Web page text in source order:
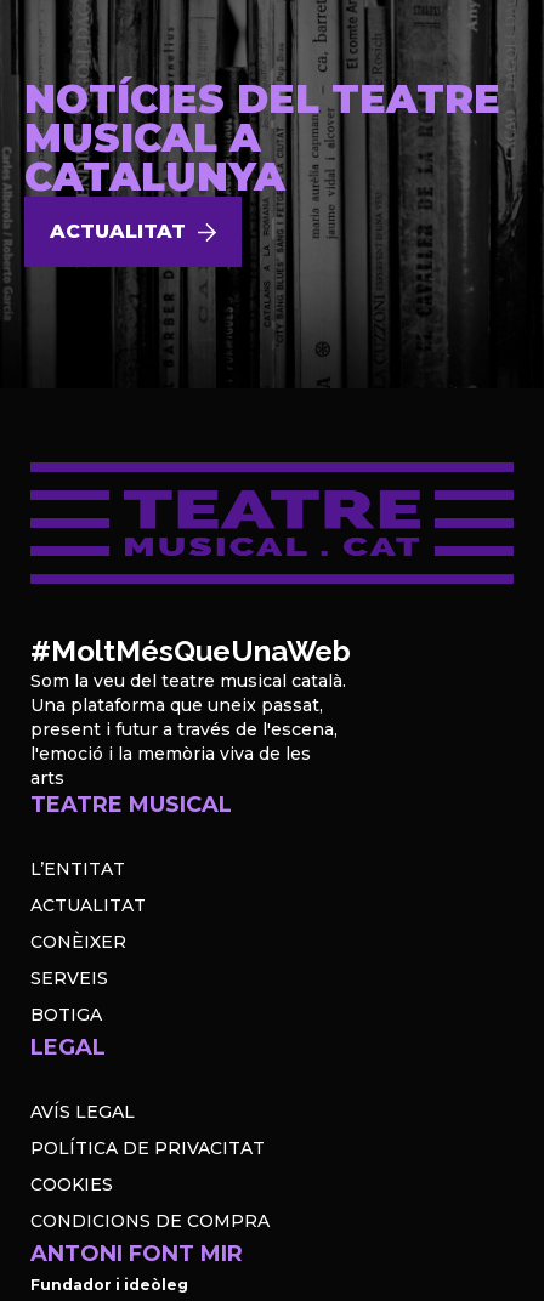
NOTÍCIES DEL TEATRE
MUSICAL A
CATALUNYA
ACTUALITAT
#MoltMésQueUnaWeb
Som la veu del teatre musical català.
Una plataforma que uneix passat,
present i futur a través de l'escena,
l'emoció i la memòria viva de les
arts
TEATRE MUSICAL
L’ENTITAT
ACTUALITAT
CONÈIXER
SERVEIS
BOTIGA
LEGAL
AVÍS LEGAL
POLÍTICA DE PRIVACITAT
COOKIES
CONDICIONS DE COMPRA
ANTONI FONT MIR
Fundador i ideòleg